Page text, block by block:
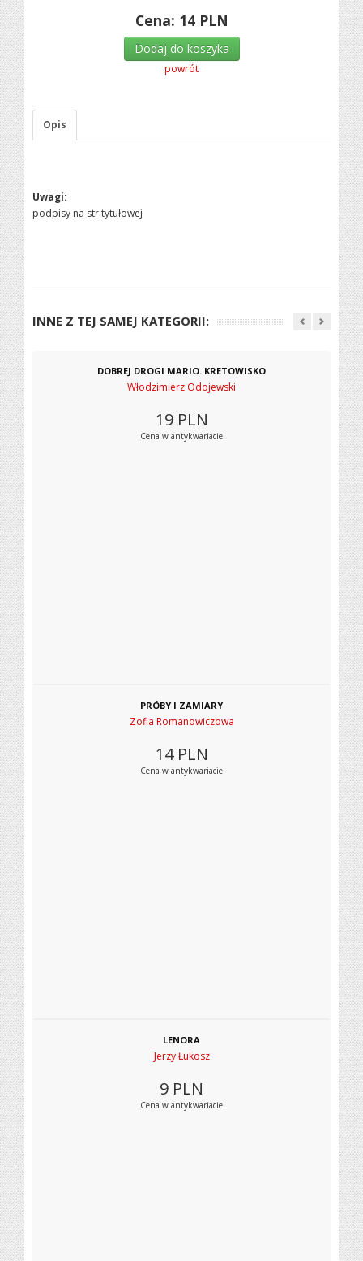
Cena: 14 PLN
Dodaj do koszyka
powrót
Opis
Uwagi:
podpisy na str.tytułowej
INNE Z TEJ SAMEJ KATEGORII:
DOBREJ DROGI MARIO. KRETOWISKO
Włodzimierz Odojewski
19 PLN
Cena w antykwariacie
PRÓBY I ZAMIARY
Zofia Romanowiczowa
14 PLN
Cena w antykwariacie
LENORA
Jerzy Łukosz
9 PLN
Cena w antykwariacie